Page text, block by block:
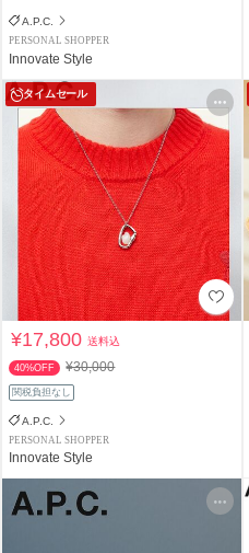
A.P.C.
PERSONAL SHOPPER
Innovate Style
タイムセール
¥17,800送料込
40%OFF ¥30,000
関税負担なし
A.P.C.
PERSONAL SHOPPER
Innovate Style